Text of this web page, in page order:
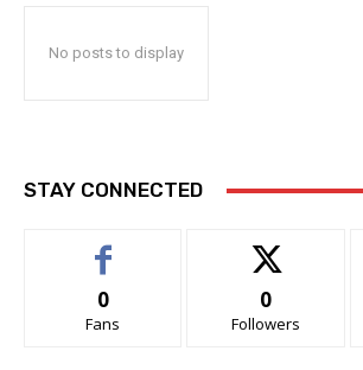
No posts to display
STAY CONNECTED
0
Fans
0
Followers